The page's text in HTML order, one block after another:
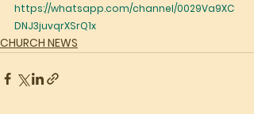
https://whatsapp.com/channel/0029Va9XC
DNJ3juvqrXSrQ1x
CHURCH NEWS